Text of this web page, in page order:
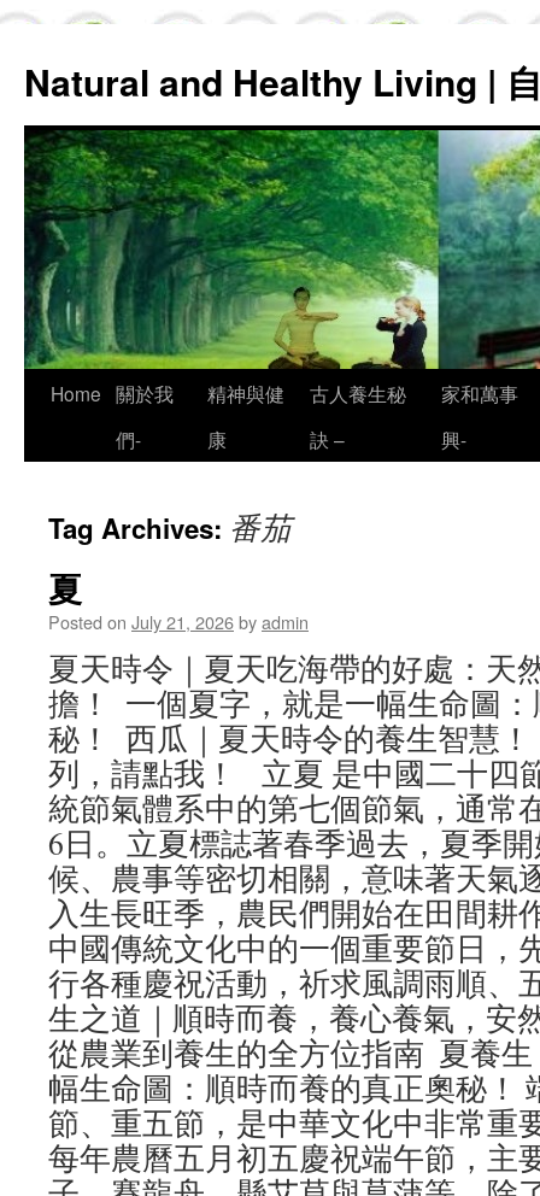
Natural and Healthy Living |
Skip
Home 關於我
們-
精神與健
康
古人養生秘
訣 –
家和萬事
興-
Tag Archives: 番茄
夏
Posted on July 21, 2026byadmin
夏天時令｜夏天吃海帶的好處：天
擔！ 一個夏字，就是一幅生命圖
秘！ 西瓜｜夏天時令的養生智慧
列，請點我！ 立夏 是中國二十四
統節氣體系中的第七個節氣，通常
6日。立夏標誌著春季過去，夏季
候、農事等密切相關，意味著天氣
入生長旺季，農民們開始在田間耕
中國傳統文化中的一個重要節日，
行各種慶祝活動，祈求風調雨順、
生之道｜順時而養，養心養氣，安
從農業到養生的全方位指南 夏養
幅生命圖：順時而養的真正奧秘！
節、重五節，是中華文化中非常重
每年農曆五月初五慶祝端午節，主